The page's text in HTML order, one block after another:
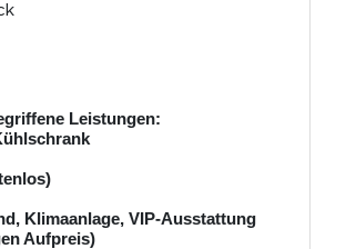
Leistungen:
Klimaanlage, VIP-Ausstattung
Aufpreis)